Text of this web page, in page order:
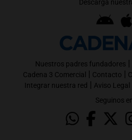
Descargá
Nuestros padres fundadores |
Cadena 3 Comercial | Contacto |
Integrar nuestra red | Aviso Legal
Seguinos